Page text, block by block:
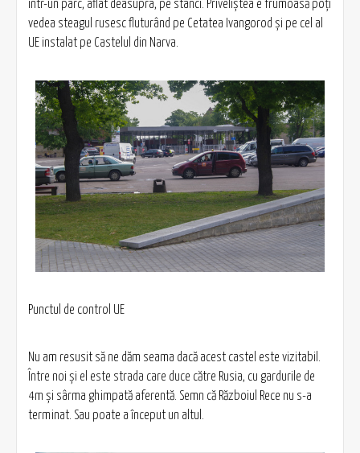
într-un parc, aflat deasupra, pe stânci. Priveliştea e frumoasă poţi
vedea steagul rusesc fluturând pe Cetatea Ivangorod şi pe cel al
UE instalat pe Castelul din Narva.
Punctul de control UE
Nu am resusit să ne dăm seama dacă acest castel este vizitabil.
Între noi şi el este strada care duce către Rusia, cu gardurile de
4m şi sârma ghimpată aferentă. Semn că Războiul Rece nu s-a
terminat. Sau poate a început un altul.